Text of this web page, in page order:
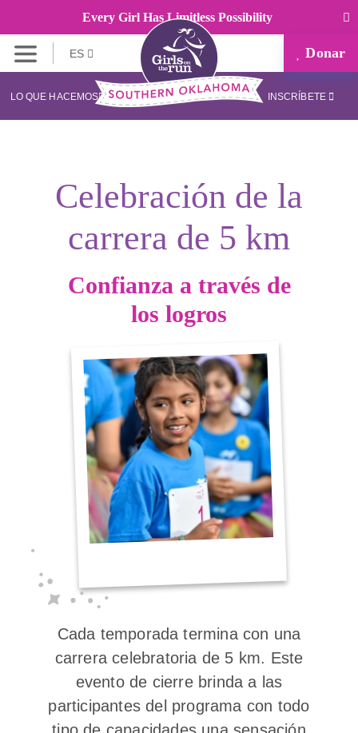
Every Girl Has Limitless Possibility
ES Donar
LO QUE HACEMOS INSCRÍBETE
Cada temporada termina con una
carrera celebratoria de 5 km. Este
evento de cierre brinda a las
participantes del programa con todo
Celebración de la
carrera de 5 km
Confianza a través de
los logros